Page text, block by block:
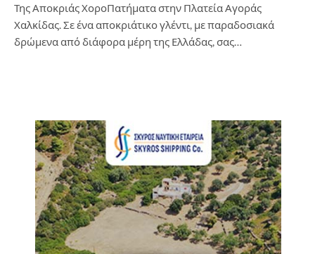
Της Αποκριάς ΧοροΠατήματα στην Πλατεία Αγοράς
Χαλκίδας. Σε ένα αποκριάτικο γλέντι, με παραδοσιακά
δρώμενα από διάφορα μέρη της Ελλάδας, σας…